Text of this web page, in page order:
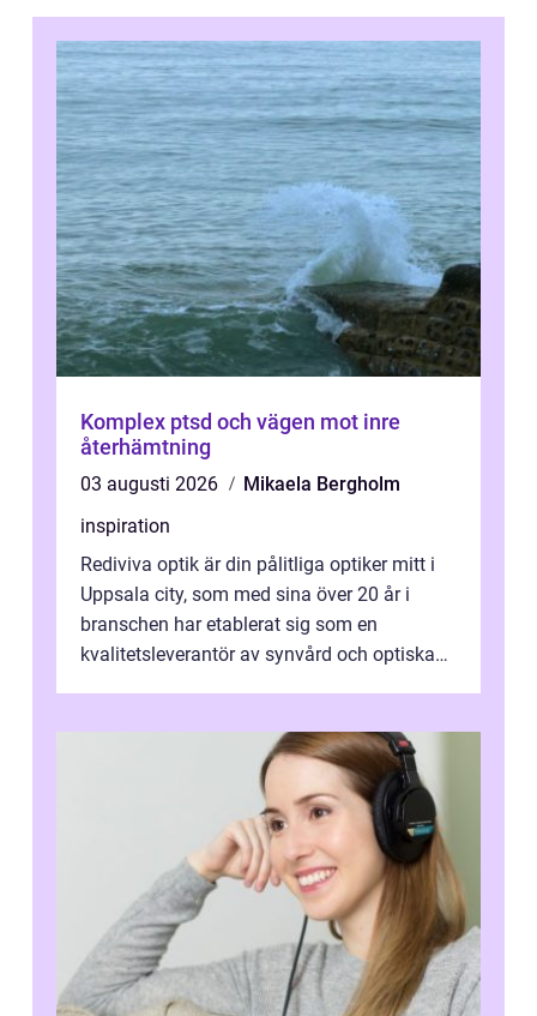
Komplex ptsd och vägen mot inre
återhämtning
03 augusti 2026
Mikaela Bergholm
inspiration
Rediviva optik är din pålitliga optiker mitt i
Uppsala city, som med sina över 20 år i
branschen har etablerat sig som en
kvalitetsleverantör av synvård och optiska